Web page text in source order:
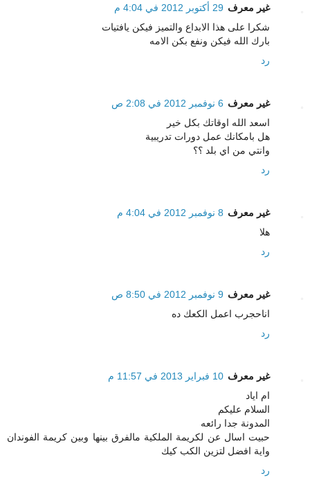
غير معرف 29 أكتوبر 2012 في 4:04 م
شكرا على هذا الابداع والتميز فيكن يافتيات
بارك الله فيكن ونفع بكن الامه
رد
غير معرف 6 نوفمبر 2012 في 2:08 ص
اسعد الله اوقاتك بكل خير
هل بامكانك عمل دورات تدريبية
وانتي من اي بلد ؟؟
رد
غير معرف 8 نوفمبر 2012 في 4:04 م
هلا
رد
غير معرف 9 نوفمبر 2012 في 8:50 ص
اناحجرب اعمل الكعك ده
رد
غير معرف 10 فبراير 2013 في 11:57 م
ام اياد
السلام عليكم
المدونة جدا رائعه
حبيت اسال عن لكريمة الملكية مالفرق بينها وبين كريمة الفوندان
واية افضل لتزين الكب كيك
رد